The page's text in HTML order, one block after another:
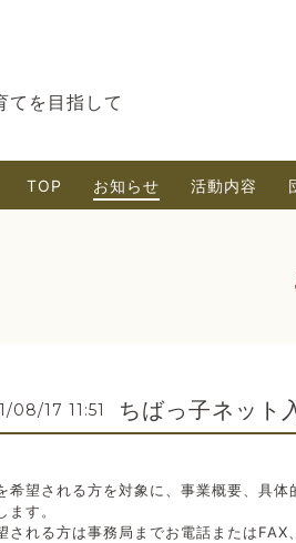
てを目指して
TOP お知らせ 活動内容
08/17 11:51 ちばっ子ネット
希望される方を対象に、事業概要、具
ます。
される方は事務局までお電話またはFAX